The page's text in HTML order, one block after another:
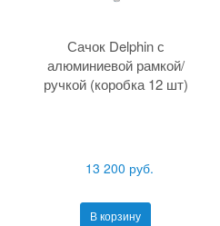
Сачок Delphin с
алюминиевой рамкой/
ручкой (коробка 12 шт)
13 200 руб.
В корзину